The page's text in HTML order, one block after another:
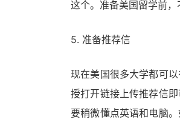
这个。准备美国留学前，
5. 准备推荐信
现在美国很多大学都可
授打开链接上传推荐信
要稍微懂点英语和电脑